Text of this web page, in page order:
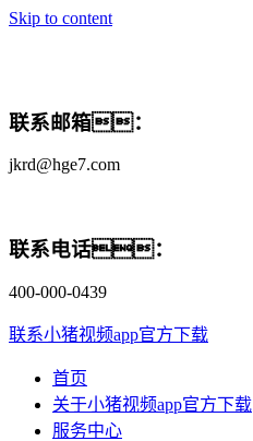
Skip to content
联系邮箱：
jkrd@hge7.com
联系电话：
400-000-0439
联系小猪视频app官方下载
首页
关于小猪视频app官方下载
服务中心